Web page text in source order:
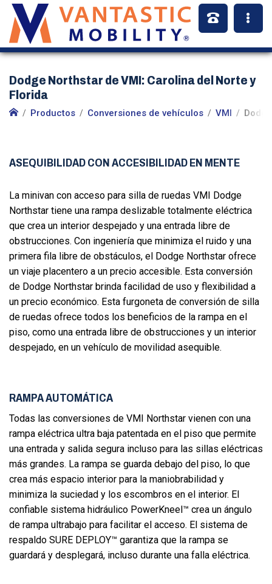
Dodge Northstar de VMI: Carolina del Norte y
Florida
Productos Conversiones de vehículos VMI
ASEQUIBILIDAD CON ACCESIBILIDAD EN MENTE
La minivan con acceso para silla de ruedas VMI Dodge
Northstar tiene una rampa deslizable totalmente eléctrica
que crea un interior despejado y una entrada libre de
obstrucciones. Con ingeniería que minimiza el ruido y una
primera fila libre de obstáculos, el Dodge Northstar ofrece
un viaje placentero a un precio accesible. Esta conversión
de Dodge Northstar brinda facilidad de uso y flexibilidad a
un precio económico. Esta furgoneta de conversión de silla
de ruedas ofrece todos los beneficios de la rampa en el
piso, como una entrada libre de obstrucciones y un interior
despejado, en un vehículo de movilidad asequible.
RAMPA AUTOMÁTICA
Todas las conversiones de VMI Northstar vienen con una
rampa eléctrica ultra baja patentada en el piso que permite
una entrada y salida segura incluso para las sillas eléctricas
más grandes. La rampa se guarda debajo del piso, lo que
crea más espacio interior para la maniobrabilidad y
minimiza la suciedad y los escombros en el interior. El
confiable sistema hidráulico PowerKneel™ crea un ángulo
de rampa ultrabajo para facilitar el acceso. El sistema de
respaldo SURE DEPLOY™ garantiza que la rampa se
guardará y desplegará, incluso durante una falla eléctrica.